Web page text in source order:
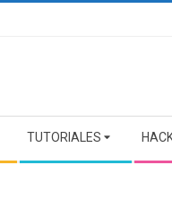
TUTORIALES